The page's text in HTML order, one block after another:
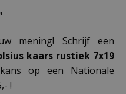
mening! Schrijf een
kaars rustiek 7x19
op een Nationale
!